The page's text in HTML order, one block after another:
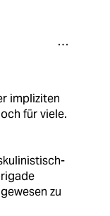
impliziten
für viele.
zu